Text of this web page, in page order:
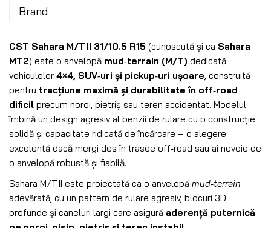
Brand
CST Sahara M/T II 31/10.5 R15 (cunoscută și ca Sahara
MT2) este o anvelopă mud‑terrain (M/T) dedicată
vehiculelor 4×4, SUV‑uri și pickup‑uri ușoare , construită
pentru tracțiune maximă și durabilitate în off‑road
dificil precum noroi, pietriș sau teren accidentat. Modelul
îmbină un design agresiv al benzii de rulare cu o construcție
solidă și capacitate ridicată de încărcare – o alegere
excelentă dacă mergi des în trasee off‑road sau ai nevoie de
o anvelopă robustă și fiabilă.
Sahara M/T II este proiectată ca o anvelopă mud‑terrain
adevărată, cu un pattern de rulare agresiv, blocuri 3D
profunde și caneluri largi care asigură aderență puternică